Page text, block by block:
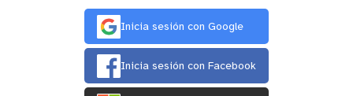
Inicia sesión con Google
Inicia sesión con Facebook